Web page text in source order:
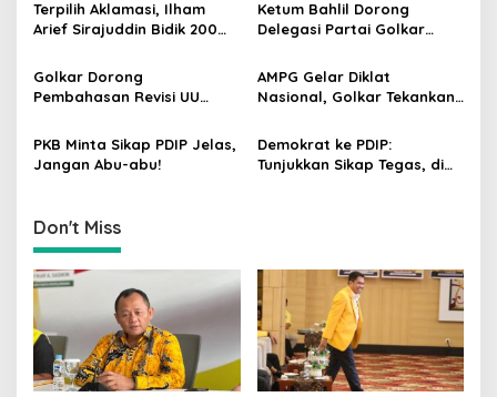
a
i
o
n
Dipercaya Rakyat
Terpilih Aklamasi, Ilham
Arief Sirajuddin Bidik 200
Pemilu 2029
Ketum Bahlil Dorong
Delegasi Partai Golkar
Ngabalin Belajar Hilirisasi
Hingga Industrialisasi dari
Golkar Dorong
Pembahasan Revisi UU
Kajian Putusan MK Sudah
Tuntas
AMPG Gelar Diklat
Nasional, Golkar Tekankan
Tantangan Zaman
PKB Minta Sikap PDIP Jelas,
Jangan Abu-abu!
Demokrat ke PDIP:
Tunjukkan Sikap Tegas, di
Don't Miss